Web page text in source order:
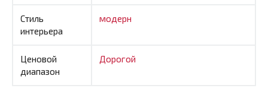
Стиль
интерьера
модерн
Ценовой
диапазон
Дорогой